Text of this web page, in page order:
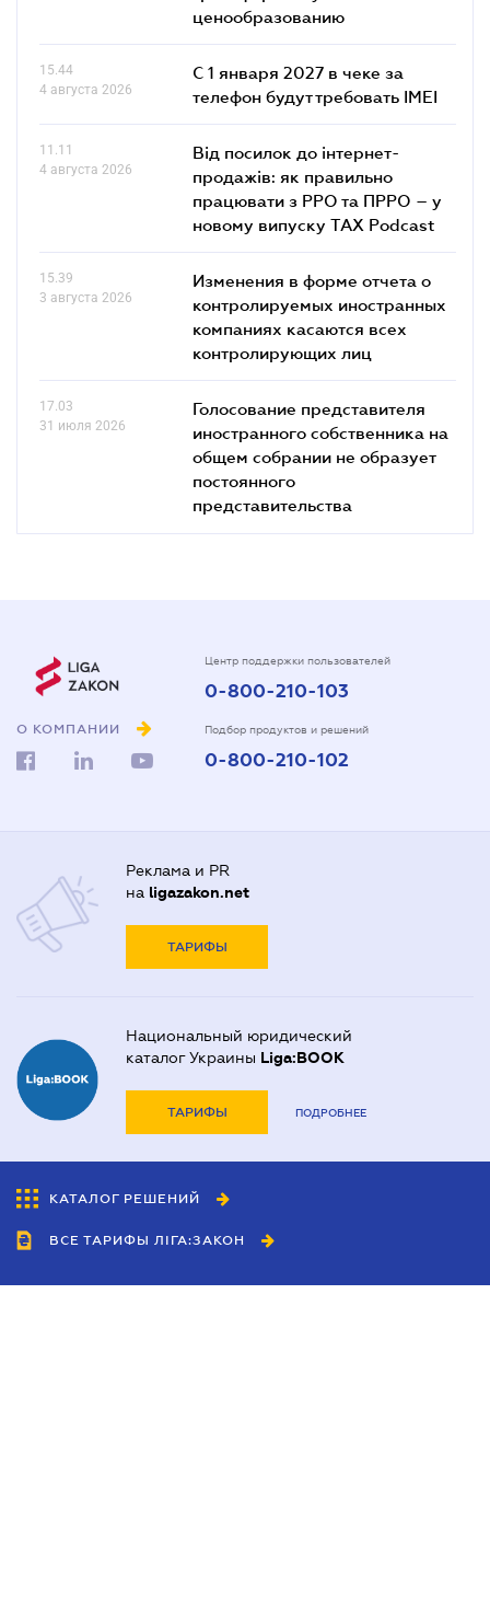
ценообразованию
15.44
4 августа 2026
С 1 января 2027 в чеке за
телефон будут требовать IMEI
11.11
4 августа 2026
Від посилок до інтернет-
продажів: як правильно
працювати з РРО та ПРРО – у
новому випуску TAX Podcast
15.39
3 августа 2026
Изменения в форме отчета о
контролируемых иностранных
компаниях касаются всех
контролирующих лиц
17.03
31 июля 2026
Голосование представителя
иностранного собственника на
общем собрании не образует
постоянного
представительства
О КОМПАНИИ
Центр поддержки пользователей
0-800-210-103
Подбор продуктов и решений
0-800-210-102
Реклама и PR
на ligazakon.net
ТАРИФЫ
Национальный юридический
каталог Украины Liga:BOOK
ТАРИФЫ ПОДРОБНЕЕ
КАТАЛОГ РЕШЕНИЙ
ВСЕ ТАРИФЫ ЛІГА:ЗАКОН